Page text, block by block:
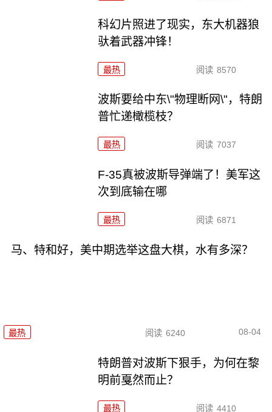
科幻片照进了现实，东大机器狼
驮着武器冲锋！
最热 阅读 8570
波斯要给中东\"物理断网\"，特朗
普忙递橄榄枝？
最热 阅读 7037
F-35真被波斯导弹端了！美军这
次到底输在哪
最热 阅读 6871
马、特和好，美中期选举这盘大棋，水有多深？
最热 阅读 6240 08-04
特朗普对波斯下狠手，为何在黎
明前戛然而止？
最热 阅读 4410